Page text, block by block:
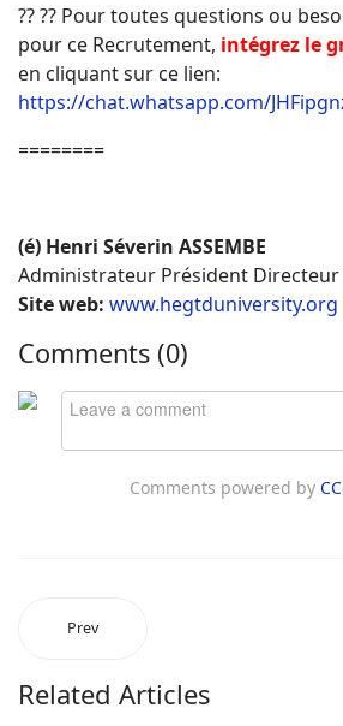
?? ?? Pour toutes questions ou
pour ce Recrutement, intégrez le
en cliquant sur ce lien:
https://chat.whatsapp.com/
========
(é) Henri Séverin ASSEMBE
Administrateur Président Directeur
Site web: www.hegtduniversity.org
Comments (0)
Comments powered by
Prev
Related Articles